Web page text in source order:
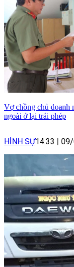
Vợ chồng chủ doanh
ngoài ở lại trái phép
HÌNH SỰ14:33